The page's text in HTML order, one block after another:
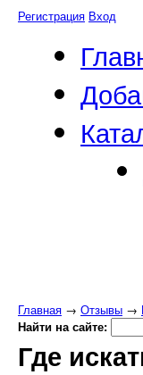
Регистрация Вход
Главная → Отзывы →
Найти на сайте:
Где